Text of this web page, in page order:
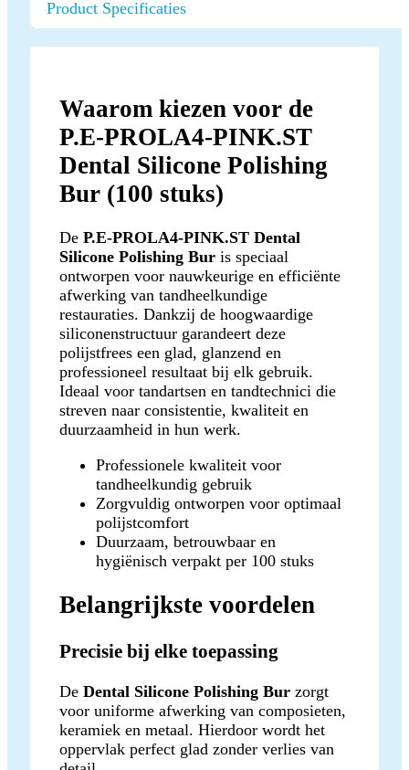
Product Specificaties
Waarom kiezen voor de
P.E-PROLA4-PINK.ST
Dental Silicone Polishing
Bur (100 stuks)
De P.E-PROLA4-PINK.ST Dental
Silicone Polishing Bur is speciaal
ontworpen voor nauwkeurige en efficiënte
afwerking van tandheelkundige
restauraties. Dankzij de hoogwaardige
siliconenstructuur garandeert deze
polijstfrees een glad, glanzend en
professioneel resultaat bij elk gebruik.
Ideaal voor tandartsen en tandtechnici die
streven naar consistentie, kwaliteit en
duurzaamheid in hun werk.
Professionele kwaliteit voor
tandheelkundig gebruik
Zorgvuldig ontworpen voor optimaal
polijstcomfort
Duurzaam, betrouwbaar en
hygiënisch verpakt per 100 stuks
Belangrijkste voordelen
Precisie bij elke toepassing
De Dental Silicone Polishing Bur zorgt
voor uniforme afwerking van composieten,
keramiek en metaal. Hierdoor wordt het
oppervlak perfect glad zonder verlies van